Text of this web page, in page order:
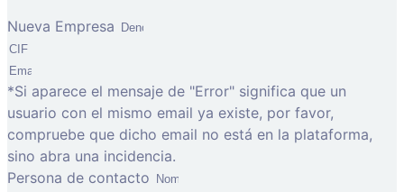
Nueva Empresa
*Si aparece el mensaje de "Error" significa que un
usuario con el mismo email ya existe, por favor,
compruebe que dicho email no está en la plataforma,
sino abra una incidencia.
Persona de contacto